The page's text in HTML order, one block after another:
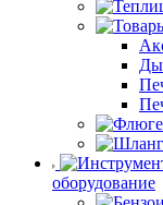
оборудование